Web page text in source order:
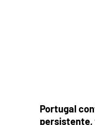
Portugal
persistente,